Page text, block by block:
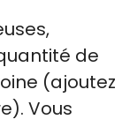
de
(ajoutez
Vous